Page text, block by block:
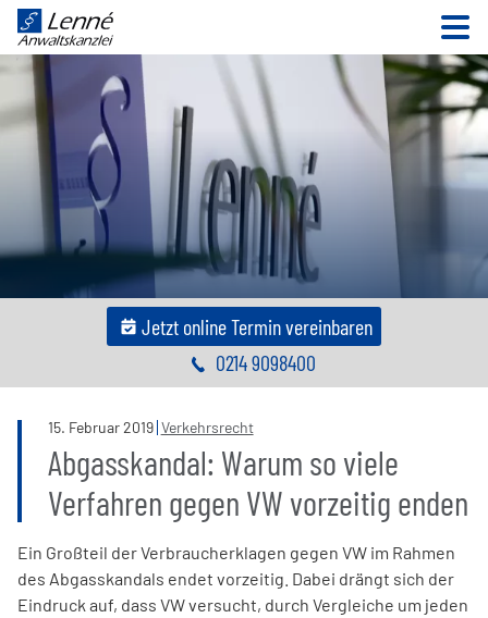
Jetzt online Termin vereinbaren
0214 9098400
15. Februar2019 Verkehrsrecht
Abgasskandal: Warum so viele
Verfahren gegen VW vorzeitig enden
Ein Großteil der Verbraucherklagen gegen VW im Rahmen
des Abgasskandals endet vorzeitig. Dabei drängt sich der
Eindruck auf, dass VW versucht, durch Vergleiche um jeden